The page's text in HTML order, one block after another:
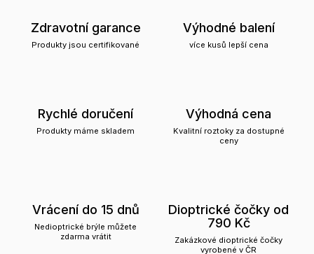
Zdravotní garance
Produkty jsou certifikované
Výhodné balení
více kusů lepší cena
Rychlé doručení
Produkty máme skladem
Výhodná cena
Kvalitní roztoky za dostupné
ceny
Vrácení do 15 dnů
Nedioptrické brýle můžete
zdarma vrátit
Dioptrické čočky od
790 Kč
Zakázkové dioptrické čočky
vyrobené v ČR